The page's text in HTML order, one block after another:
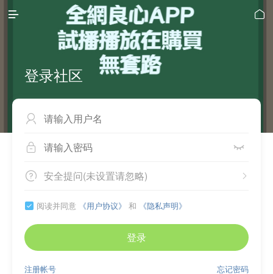
 
登录社区

 
 
安全提问(未设置请忽略)
 阅读并同意 《用户协议》 和 《隐私声明》
登录
忘记密码
注册帐号